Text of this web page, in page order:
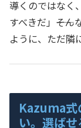
導くのではなく
すべきだ」――そ
ように、ただ隣
Kazuma式
い。選ばせ